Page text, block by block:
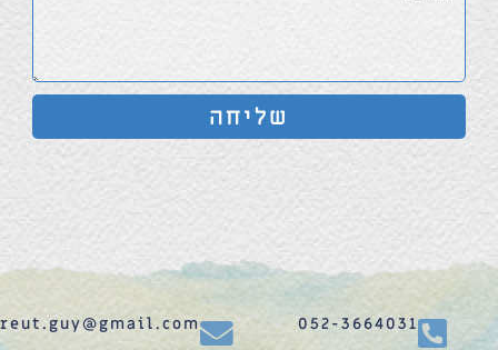
שליחה
052-3664031
reut.guy@gmail.com